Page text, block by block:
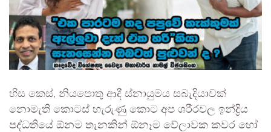
හිස කෙස්, නියපොතු ආදී ස්නායුමය සබැදියාවක්
නොමැති කොටස් හැරුණු කොට අප ශරීරවල ඉන්ද්‍රිය
පද්ධතියේ ඕනම තැනකින් ඕනෑම වේලාවක කවර හෝ